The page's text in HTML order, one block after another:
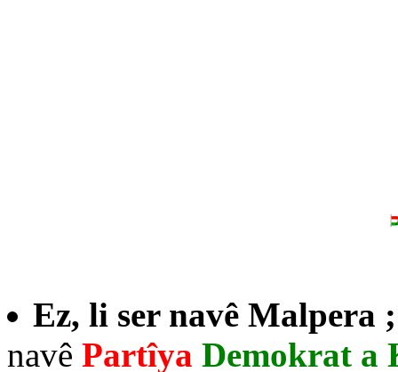
Ez, li ser navê Malpera
navê Partîya Demokrat